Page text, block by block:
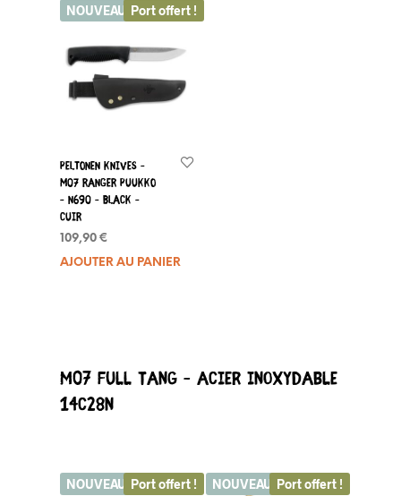
NOUVEAU Port offert !
Peltonen Knives –
M07 Ranger Puukko
– N690 – Black –
Cuir
109,90€
AJOUTER AU PANIER
M07 FULL TANG – Acier inoxydable
14C28N
NOUVEAU Port offert ! NOUVEAU Port offert !